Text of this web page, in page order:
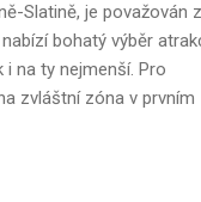
Slatině, je považován
bohatý výběr
na ty nejmenší. Pro
zvláštní zóna v prvním